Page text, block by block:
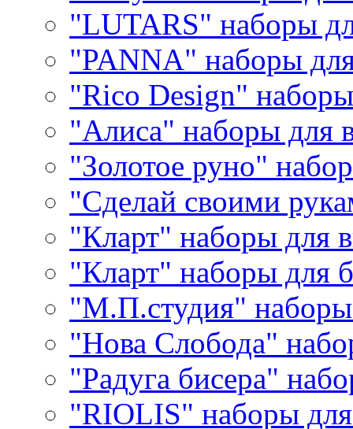
"LUTARS" наборы
"PANNA" наборы
"Rico Design"
"Алиса" наборы для
"Золотое руно"
"Сделай своими
"Кларт" наборы для
"Кларт" наборы для
"М.П.студия"
"Нова Слобода"
"Радуга бисера"
"RIOLIS" наборы